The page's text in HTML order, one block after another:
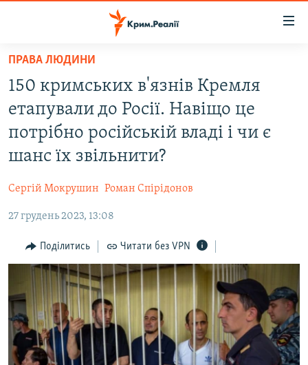
Перейти
основного
матеріалу
Перейти
до
основної
Перейти
до
ВОДА.КРИМ
ВІДЕО ТА ФОТО
ПОЛІТИКА
ПОГЛЯД
ІНТЕРВ'Ю
ВСЕ ЗА ДЕНЬ
СПЕЦПРОЕКТИ
ДЕПОРТАЦІЯ
ВІДЕОУРОКИ «ELIFBE»
СВІДЧЕННЯ ОКУПАЦІЇ
ЯК ОБІЙТИ БЛОКУВАННЯ
Русский
Qırımtatar
ПРАВА ЛЮДИНИ
150 кримських в'язнів Кремля
етапували до Росії. Навіщо це
потрібно російській владі і чи є
шанс їх звільнити?
Сергій Мокрушин Роман Спірідонов
27 грудень 2023, 13:08
Поділитись Читати без VPN